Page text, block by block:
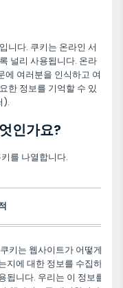
니다. 쿠키는 온라인 서
널리 사용됩니다. 온라
에 여러분을 인식하고 여
한 정보를 기억할 수 있
).
인가요?
를 나열합니다.
키는 웹사이트가 어떻게 사용
지에 대한 정보를 수집하는 데
됩니다. 우리는 이 정보를 사